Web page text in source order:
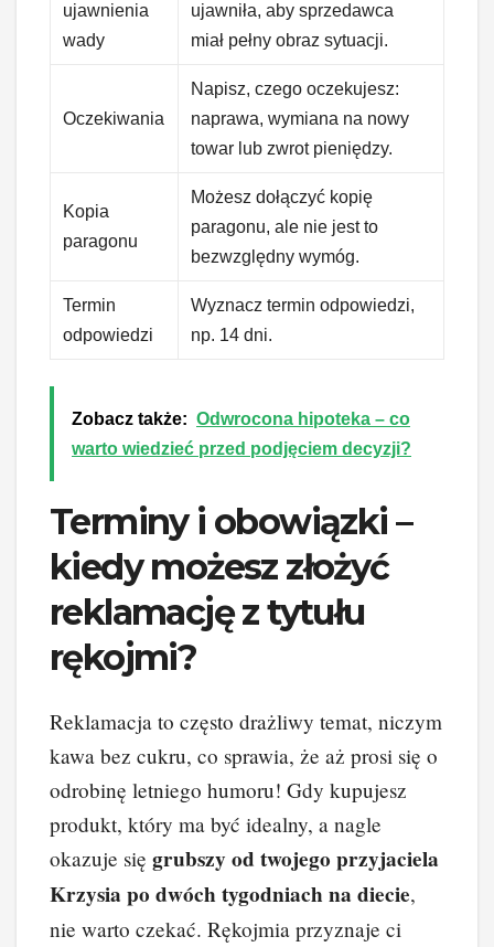
ujawnienia
wady
ujawniła, aby sprzedawca
miał pełny obraz sytuacji.
Oczekiwania
Napisz, czego oczekujesz:
naprawa, wymiana na nowy
towar lub zwrot pieniędzy.
Kopia
paragonu
Możesz dołączyć kopię
paragonu, ale nie jest to
bezwzględny wymóg.
Termin
odpowiedzi
Wyznacz termin odpowiedzi,
np. 14 dni.
Zobacz także: Odwrocona hipoteka – co
warto wiedzieć przed podjęciem decyzji?
Terminy i obowiązki –
kiedy możesz złożyć
reklamację z tytułu
rękojmi?
Reklamacja to często drażliwy temat, niczym
kawa bez cukru, co sprawia, że aż prosi się o
odrobinę letniego humoru! Gdy kupujesz
produkt, który ma być idealny, a nagle
okazuje się grubszy od twojego przyjaciela
Krzysia po dwóch tygodniach na diecie,
nie warto czekać. Rękojmia przyznaje ci